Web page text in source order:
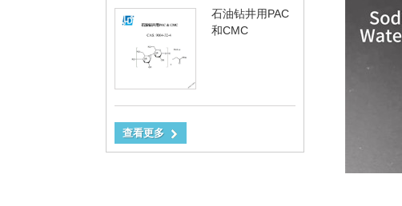
石油钻井用PAC
和CMC
查看更多